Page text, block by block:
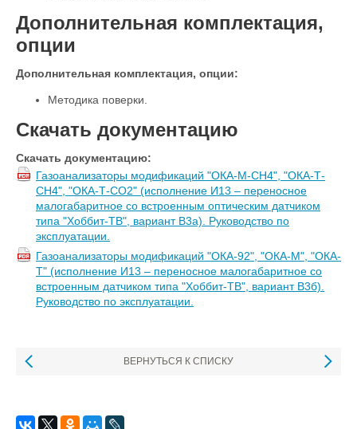
Дополнительная комплектация,
опции
Дополнительная комплектация, опции:
Методика поверки.
Скачать документацию
Скачать документацию:
Газоанализаторы модификаций "ОКА-М-CH4", "ОКА-Т-
CH4", "ОКА-Т-CO2" (исполнение И13 – переносное
малогабаритное со встроенным оптическим датчиком
типа "Хоббит-ТВ", вариант В3а). Руководство по
эксплуатации.
Газоанализаторы модификаций "ОКА-92", "ОКА-М", "ОКА-
Т" (исполнение И13 – переносное малогабаритное со
встроенным датчиком типа "Хоббит-ТВ", вариант В3б).
Руководство по эксплуатации.
ВЕРНУТЬСЯ К СПИСКУ